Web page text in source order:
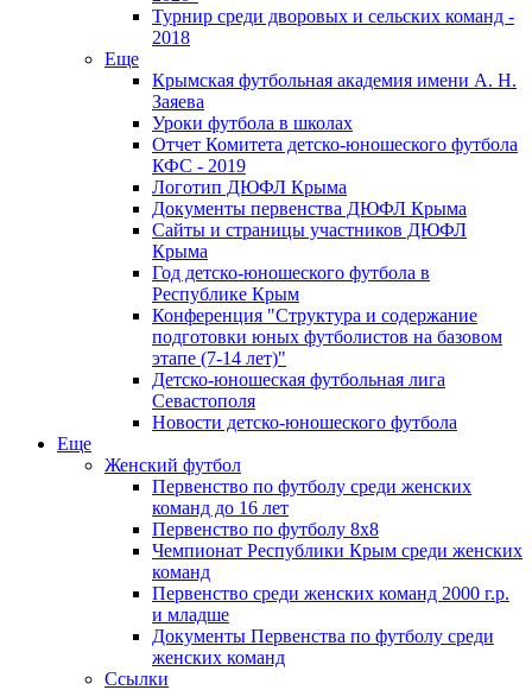
Турнир среди дворовых и сельских команд -
2018
Еще
Крымская футбольная академия имени А. Н.
Заяева
Уроки футбола в школах
Отчет Комитета детско-юношеского футбола
КФС - 2019
Логотип ДЮФЛ Крыма
Документы первенства ДЮФЛ Крыма
Сайты и страницы участников ДЮФЛ
Крыма
Год детско-юношеского футбола в
Республике Крым
Конференция "Структура и содержание
подготовки юных футболистов на базовом
этапе (7-14 лет)"
Детско-юношеская футбольная лига
Севастополя
Новости детско-юношеского футбола
Еще
Женский футбол
Первенство по футболу среди женских
команд до 16 лет
Первенство по футболу 8х8
Чемпионат Республики Крым среди женских
команд
Первенство среди женских команд 2000 г.р.
и младше
Документы Первенства по футболу среди
женских команд
Ссылки